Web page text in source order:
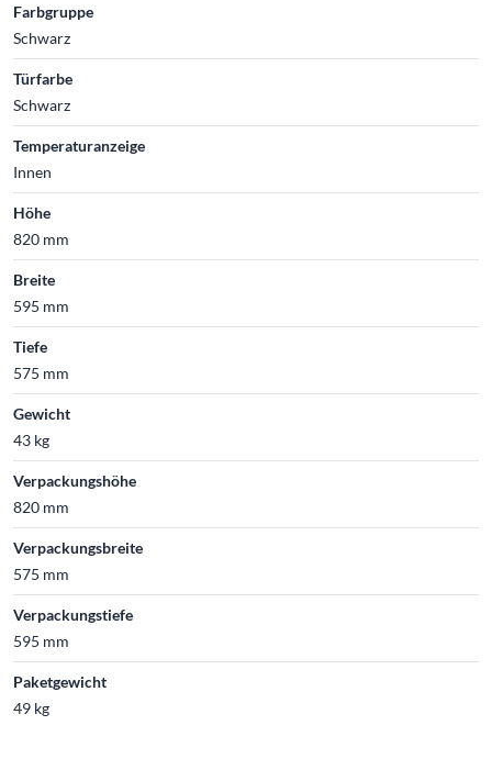
Farbgruppe
Schwarz
Türfarbe
Schwarz
Temperaturanzeige
Innen
Höhe
820 mm
Breite
595 mm
Tiefe
575 mm
Gewicht
43 kg
Verpackungshöhe
820 mm
Verpackungsbreite
575 mm
Verpackungstiefe
595 mm
Paketgewicht
49 kg